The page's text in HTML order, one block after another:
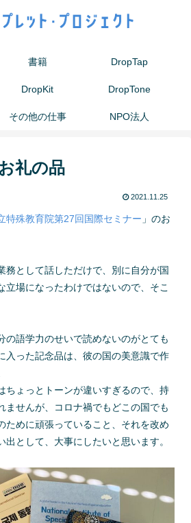
書籍 DropTap
DropKit DropTone
その他の仕事 NPO法人
礼の品
2021.11.25
特殊教育院第27回国際セミナー 」のお
務として話しただけで、別に自分が国
立場になったわけではないので、そこ
の語学力のせいで読めないのがとても
入った記念品は、彼の国の美意識で作
ちょっとトーンが違いすぎるので、持
ませんが、コロナ禍でもどこの国でも
ために頑張っていること、それを改め
として、大事にしたいと思います。